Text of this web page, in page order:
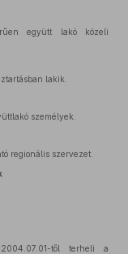
együtt lakó közeli
lakik.
személyek.
regionális szervezet.
től terheli a